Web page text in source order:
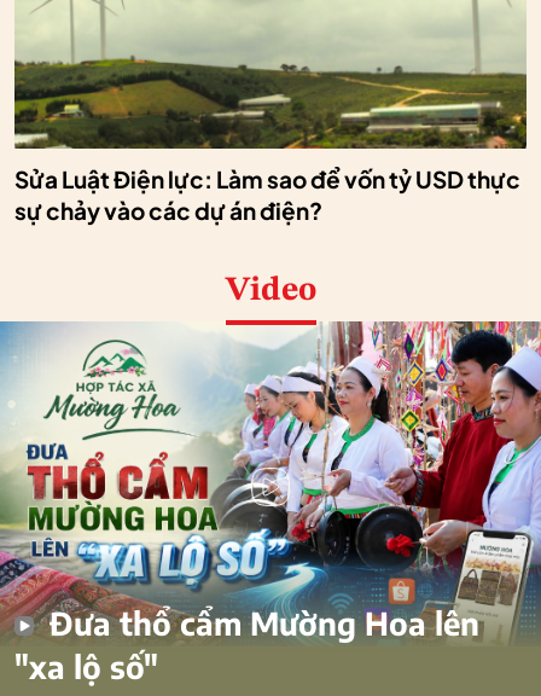
Sửa Luật Điện lực: Làm sao để vốn tỷ USD thực
sự chảy vào các dự án điện?
Video
Đưa thổ cẩm Mường Hoa lên
"xa lộ số"